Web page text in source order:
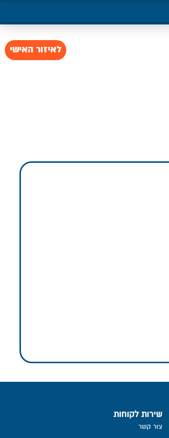
לאיזור האישי
שירות לקוחות
צור קשר